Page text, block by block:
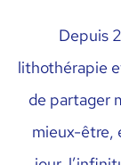
Depuis
lithothérapie
de partager
mieux-être,